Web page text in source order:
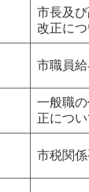
市長及
改正につ
市職員
一般職
正につい
市税関